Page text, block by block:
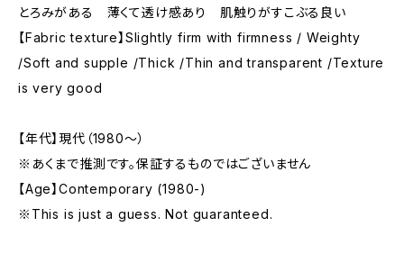
とろみがある 薄くて透け感あり 肌触りがすこぶる良い
【Fabric texture】Slightly firm with firmness / Weighty
/Soft and supple /Thick /Thin and transparent /Texture
is very good
【年代】現代（1980〜）
※あくまで推測です。保証するものではございません
【Age】Contemporary (1980-)
※This is just a guess. Not guaranteed.